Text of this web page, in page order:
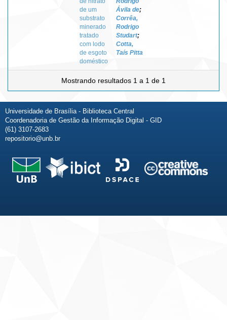
de um
substrato
minerado
tratado
com lodo
de esgoto
doméstico
Ávila de;
Corrêa,
Rodrigo
Studart;
Cotta,
Taís Pitta
Mostrando resultados 1 a 1 de 1
Universidade de Brasília - Biblioteca Central
Coordenadoria de Gestão da Informação Digital - GID
(61) 3107-2683
repositorio@unb.br